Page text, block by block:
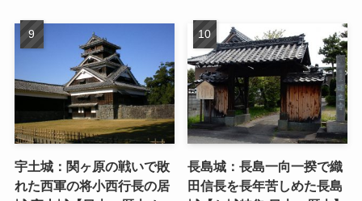
宇土城：関ヶ原の戦いで敗
れた西軍の将小西行長の居
長島城：長島一向一揆で織
田信長を長年苦しめた長島